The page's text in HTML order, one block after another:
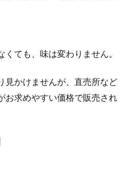
くても、味は変わりません。
見かけませんが、直売所など
お求めやすい価格で販売され